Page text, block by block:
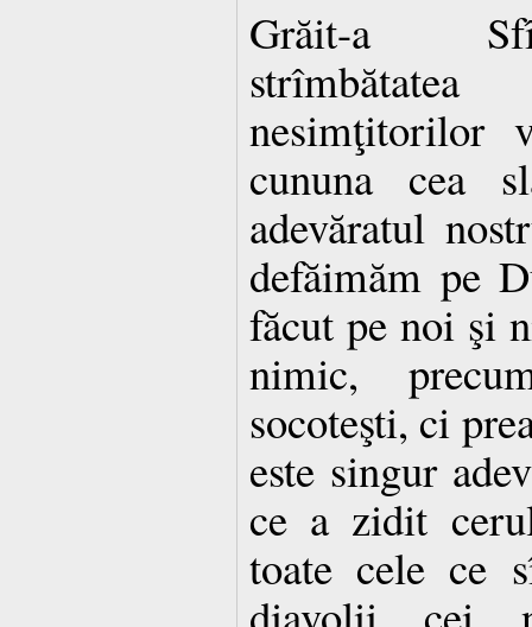
Grăit-a
nesimţitorilor
cununa cea
adevăratul
defăimăm pe
făcut pe noi şi
nimic,
socoteşti, ci
este singur
ce a zidit
toate cele ce
diavolii cei